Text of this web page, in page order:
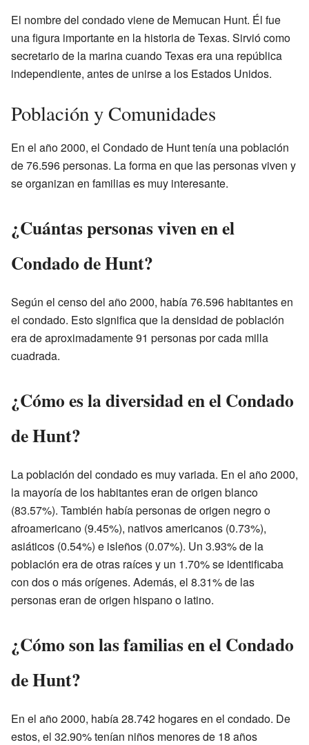
El nombre del condado viene de Memucan Hunt. Él fue
una figura importante en la historia de Texas. Sirvió como
secretario de la marina cuando Texas era una república
independiente, antes de unirse a los Estados Unidos.
Población y Comunidades
En el año 2000, el Condado de Hunt tenía una población
de 76.596 personas. La forma en que las personas viven y
se organizan en familias es muy interesante.
¿Cuántas personas viven en el
Condado de Hunt?
Según el censo del año 2000, había 76.596 habitantes en
el condado. Esto significa que la densidad de población
era de aproximadamente 91 personas por cada milla
cuadrada.
¿Cómo es la diversidad en el Condado
de Hunt?
La población del condado es muy variada. En el año 2000,
la mayoría de los habitantes eran de origen blanco
(83.57%). También había personas de origen negro o
afroamericano (9.45%), nativos americanos (0.73%),
asiáticos (0.54%) e isleños (0.07%). Un 3.93% de la
población era de otras raíces y un 1.70% se identificaba
con dos o más orígenes. Además, el 8.31% de las
personas eran de origen hispano o latino.
¿Cómo son las familias en el Condado
de Hunt?
En el año 2000, había 28.742 hogares en el condado. De
estos, el 32.90% tenían niños menores de 18 años